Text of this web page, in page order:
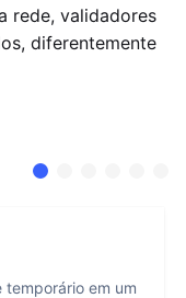
rede, validadores
diferentemente
em um